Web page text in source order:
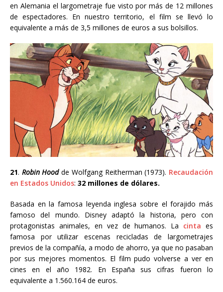
en Alemania el largometraje fue visto por más de 12 millones
de espectadores. En nuestro territorio, el film se llevó lo
equivalente a más de 3,5 millones de euros a sus bolsillos.
21. Robin Hoodde Wolfgang Reitherman(1973). Recaudación
en Estados Unidos: 32 millones de dólares.
Basada en la famosa leyenda inglesa sobre el forajido más
famoso del mundo. Disney adaptó la historia, pero con
protagonistas animales, en vez de humanos. La cinta es
famosa por utilizar escenas recicladas de largometrajes
previos de la compañía, a modo de ahorro, ya que no pasaban
por sus mejores momentos. El film pudo volverse a ver en
cines en el año 1982. En España sus cifras fueron lo
equivalente a 1.560.164 de euros.